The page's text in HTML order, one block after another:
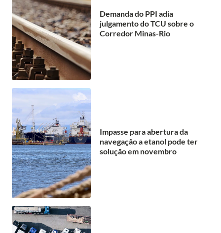
Demanda do PPI adia
julgamento do TCU sobre o
Corredor Minas-Rio
Impasse para abertura da
navegação a etanol pode ter
solução em novembro